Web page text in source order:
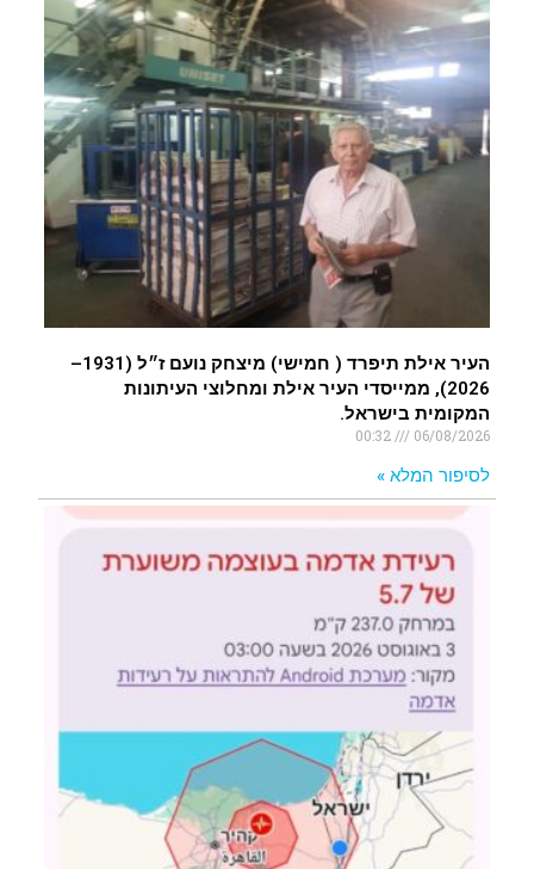
העיר אילת תיפרד ( חמישי) מיצחק נועם ז״ל (1931–
2026), ממייסדי העיר אילת ומחלוצי העיתונות
המקומית בישראל.
06/08/2026
00:32
לסיפור המלא »